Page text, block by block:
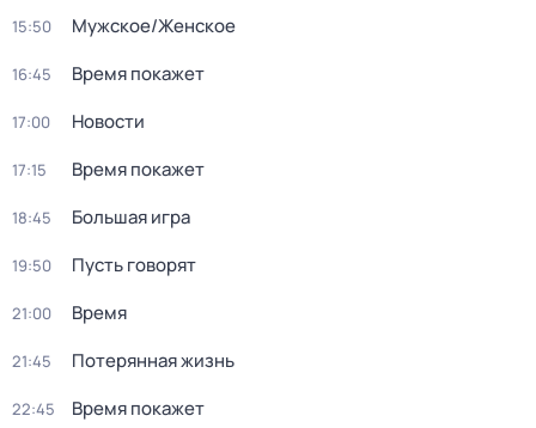
15:50 Мужское/Женское
16:45 Время покажет
17:00 Новости
17:15 Время покажет
18:45 Большая игра
19:50 Пусть говорят
21:00 Время
21:45 Потерянная жизнь
22:45 Время покажет